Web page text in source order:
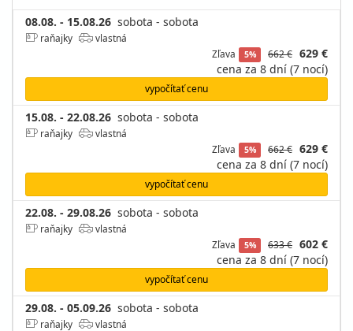
08.08. - 15.08.26 sobota - sobota
raňajky
vlastná
Zľava
5% 662 € 629 €
cena za 8 dní (7 nocí)
vypočítať cenu
15.08. - 22.08.26 sobota - sobota
raňajky
vlastná
Zľava
5% 662 € 629 €
cena za 8 dní (7 nocí)
vypočítať cenu
22.08. - 29.08.26 sobota - sobota
raňajky
vlastná
Zľava
5% 633 € 602 €
cena za 8 dní (7 nocí)
vypočítať cenu
29.08. - 05.09.26 sobota - sobota
raňajky
vlastná